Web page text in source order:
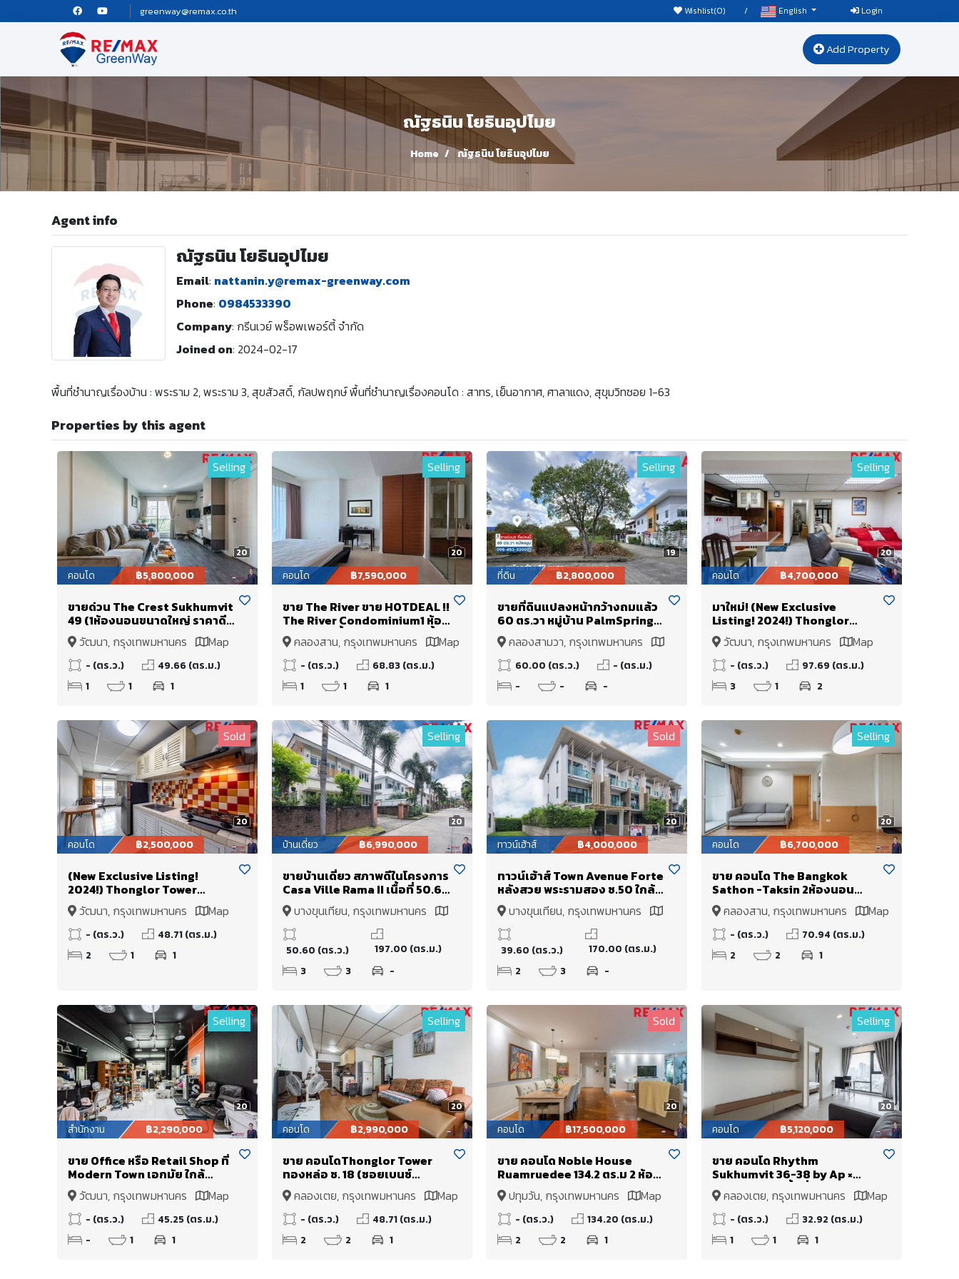
greenway@remax.co.th Wishlist(0) / English Login
Add Property
ณัฐธนิน โยธินอุปไมย
Home ณัฐธนิน โยธินอุปไมย
Agent info
ณัฐธนิน โยธินอุปไมย
Email: nattanin.y@remax-greenway.com
Phone: 0984533390
Company: กรีนเวย์ พร็อพเพอร์ตี้ จำกัด
Joined on: 2024-02-17
พื้นที่ชำนาญเรื่องบ้าน : พระราม 2, พระราม 3, สุขสัวสดิ์, กัลปพฤกษ์ พื้นที่ชำนาญเรื่องคอนโด : สาทร, เย็นอากาศ, ศาลาแดง, สุขุมวิทซอย 1-63
Properties by this agent
20
Selling
คอนโด ฿5,800,000
ขายด่วน The Crest Sukhumvit
49 (1ห้องนอนขนาดใหญ่ ราคาดี
ห้องมุม แสงธรรมชาติเข้าในทุก
Functions ของตัวห้อง!)
วัฒนา, กรุงเทพมหานคร Map
- (ตร.ว.)
49.66 (ตร.ม.)
1
1 1
20
Selling
คอนโด ฿7,590,000
ขาย The River ขาย HOTDEAL !!
The River Condominium1 ห้อง
นอนใหญ่ (ชั้น 17th Tower B พื้น
ถึงฝ้าสูง 2.6 เมตร)1 ห้องนอน
ใหญ่ (ชั้น 17th Tower B พื้นถึงฝ้า
สูง 2.6 เมตร) วิวเปิดโล่งทาง
แม่น้ำและวิวเมืองทางทิศใต้
คลองสาน, กรุงเทพมหานคร Map
- (ตร.ว.)
68.83 (ตร.ม.)
1
1 1
19
Selling
ที่ดิน ฿2,800,000
ขายที่ดินแปลงหน้ากว้างถมแล้ว
60 ตร.วา หมู่บ้าน PalmSpring
Villa ใกล้สนามกอล์ฟ
ปัญญาอินทรา ที่ดินถมแล้ว นาน
กว่า (28ปี+) ดิน Setตัวดีแล้ว
คลองสามวา, กรุงเทพมหานคร
Map60.00 (ตร.ว.)
- (ตร.ม.)
-
- -
20
Selling
คอนโด ฿4,700,000
มาใหม่! (New Exclusive
Listing! 2024!) Thonglor
Tower ทองหล่อ ซ. 18 (ซอยเบนซ์
ทองหล่อ) 3 ห้องนอนขนาดใหญ่
ราคาดีที่สุดในโครงการและใน
สุขุมวิท พร้อมสิทธิ์จอดรถถึง 2
คัน
วัฒนา, กรุงเทพมหานคร Map
- (ตร.ว.)
97.69 (ตร.ม.)
3
1 2
20
Sold
คอนโด ฿2,500,000
(New Exclusive Listing!
2024!) Thonglor Tower
ทองหล่อ ซ. 18 (ซอยเบนซ์
ทองหล่อ) 1 ห้องนอนขนาดใหญ่
ปรับปรุงห้องน้ำใหม่, ราคาดีที่สุด
ในโครงการ
วัฒนา, กรุงเทพมหานคร Map
- (ตร.ว.)
48.71 (ตร.ม.)
2
1 1
20
Selling
บ้านเดี่ยว ฿6,990,000
ขายบ้านเดี่ยว สภาพดีในโครงการ
Casa Ville Rama II เนื้อที่ 50.6
ตร.วา 160 ตร.ม.+ ส่วนต่อเติม 37
ตร.ม. 3 ห้องนอน 3 ห้องน้ำ ต้น
โครงการ
บางขุนเทียน, กรุงเทพมหานคร
Map
50.60 (ตร.ว.)
197.00 (ตร.ม.)
3
3 -
20
Sold
ทาวน์เฮ้าส์ ฿4,000,000
ทาวน์เฮ้าส์ Town Avenue Forte
หลังสวย พระรามสอง ซ.50 ใกล้
Central Rama II
บางขุนเทียน, กรุงเทพมหานคร
Map
39.60 (ตร.ว.)
170.00 (ตร.ม.)
2
3 -
20
Selling
คอนโด ฿6,700,000
ขาย คอนโด The Bangkok
Sathon -Taksin 2ห้องนอน
ขนาดใหญ่หน้ากว้าง ราคาดี แสง
ธรรมชาติเข้าในทุก Functions
ของตัวห้อง! พร้อมแต่งสวย
Built-in Minimal
คลองสาน, กรุงเทพมหานคร Map
- (ตร.ว.)
70.94 (ตร.ม.)
2
2 1
20
Selling
สำนักงาน ฿2,290,000
ขาย Office หรือ Retail Shop ที่
Modern Town เอกมัย ใกล้
Donki Mall 190 เมตร (Yield
เกือบ 8%)
วัฒนา, กรุงเทพมหานคร Map
- (ตร.ว.)
45.25 (ตร.ม.)
-
1 1
20
Selling
คอนโด ฿2,990,000
ขาย คอนโดThonglor Tower
ทองหล่อ ซ. 18 (ซอยเบนซ์
ทองหล่อ) 2 ห้องนอนสภาพดี ขาย
พร้อมผู้เช่า ราคาดีที่สุดใน
โครงการ
คลองเตย, กรุงเทพมหานคร Map
- (ตร.ว.)
48.71 (ตร.ม.)
2
2 1
20
Sold
คอนโด ฿17,500,000
ขาย คอนโด Noble House
Ruamruedee 134.2 ตร.ม 2 ห้อง
นอนใหญ่ ห้องมุม! ถนนร่วมฤดี
ใกล้ One Bangkok! ราคาดีที่สุด
ในย่านร่วมฤดีที่เป็นห้องใหญ่
พร้อมแต่ง Built-in สวย
Modern Classic เป็น Layout
ปทุมวัน, กรุงเทพมหานคร Map
- (ตร.ว.)
134.20 (ตร.ม.)
2
2 1
20
Selling
คอนโด ฿5,120,000
ขาย คอนโด Rhythm
Sukhumvit 36-38 by Ap ×
Mishubishi) เนื้อที่ 32.92 ตร.ม. 1
ห้องนอน มุมติดทางหนีไฟ!
คลองเตย, กรุงเทพมหานคร Map
- (ตร.ว.)
32.92 (ตร.ม.)
1
1 1